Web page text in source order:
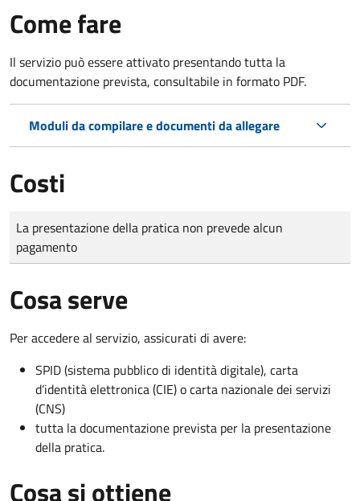
Come fare
Il servizio può essere attivato presentando tutta la
documentazione prevista, consultabile in formato PDF.
Moduli da compilare e documenti da allegare
Costi
Tipo di pagamento
Importo
La presentazione della pratica non prevede alcun
pagamento
Cosa serve
Per accedere al servizio, assicurati di avere:
SPID (sistema pubblico di identità digitale), carta
d’identità elettronica (CIE) o carta nazionale dei servizi
(CNS)
tutta la documentazione prevista per la presentazione
della pratica.
Cosa si ottiene